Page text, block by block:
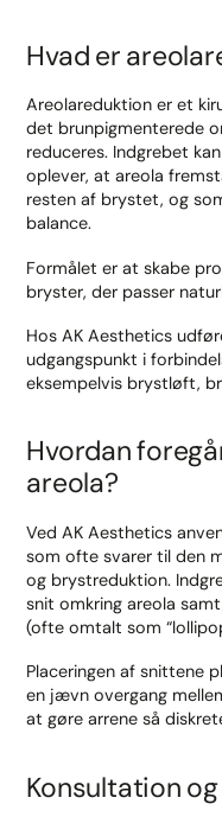
Hvad er
Areolareduktion er et
det brunpigmenterede
reduceres. Indgrebet
oplever, at areola
resten af brystet, og
balance.
Formålet er at skabe
bryster, der passer
Hos AK Aesthetics
udgangspunkt i
eksempelvis brystløft,
Hvordan
areola?
Ved AK Aesthetics
som ofte svarer til den
og brystreduktion.
snit omkring areola
(ofte omtalt som
Placeringen af snittene
en jævn overgang
at gøre arrene så
Konsultation